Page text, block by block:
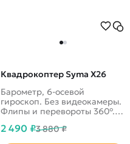
Квадрокоптер Syma X26
Барометр, 6-осевой
гироскоп. Без видеокамеры.
Флипы и перевороты 360°.
Headless Mode. Дальность 70
2 490 ₽3 880 ₽